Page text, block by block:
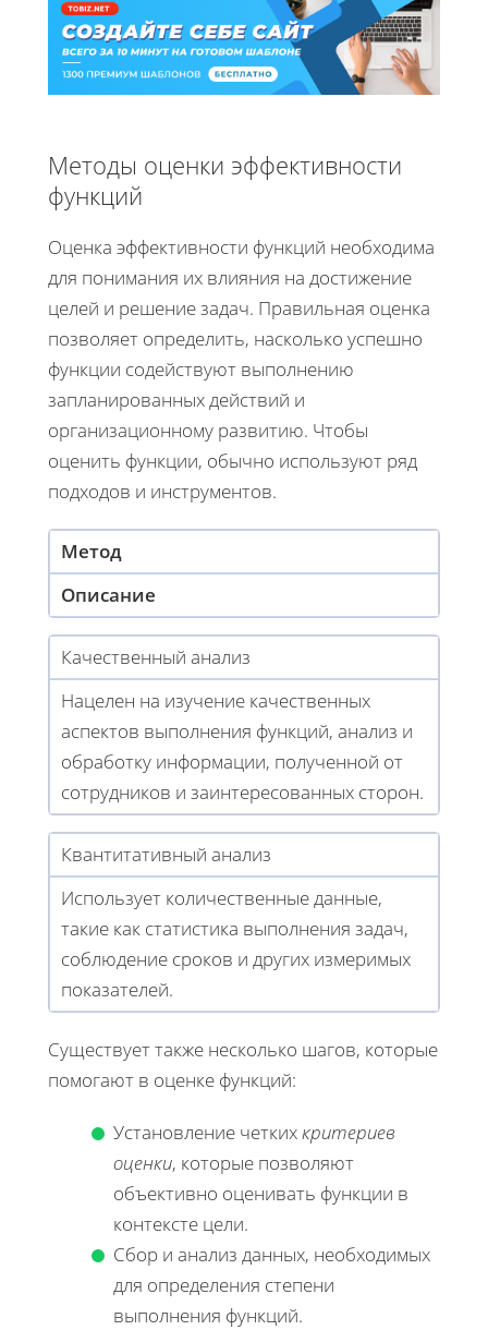
Методы оценки эффективности
функций
Оценка эффективности функций необходима
для понимания их влияния на достижение
целей и решение задач. Правильная оценка
позволяет определить, насколько успешно
функции содействуют выполнению
запланированных действий и
организационному развитию. Чтобы
оценить функции, обычно используют ряд
подходов и инструментов.
Метод
Описание
Качественный анализ
Нацелен на изучение качественных
аспектов выполнения функций, анализ и
обработку информации, полученной от
сотрудников и заинтересованных сторон.
Квантитативный анализ
Использует количественные данные,
такие как статистика выполнения задач,
соблюдение сроков и других измеримых
показателей.
Существует также несколько шагов, которые
помогают в оценке функций:
Установление четкихкритериев
оценки, которые позволяют
объективно оценивать функции в
контексте цели.
Сбор и анализ данных, необходимых
для определения степени
выполнения функций.